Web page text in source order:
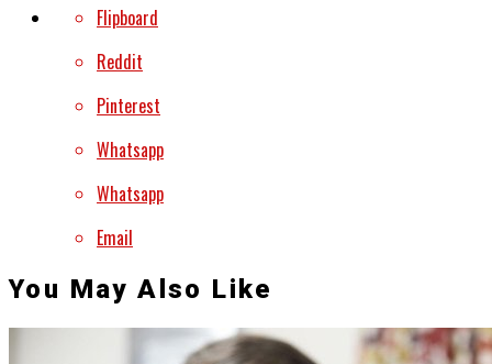
Flipboard
Reddit
Pinterest
Whatsapp
Whatsapp
Email
You May Also Like